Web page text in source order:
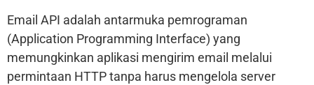
Email API adalah antarmuka pemrograman
(Application Programming Interface) yang
memungkinkan aplikasi mengirim email melalui
permintaan HTTP tanpa harus mengelola server